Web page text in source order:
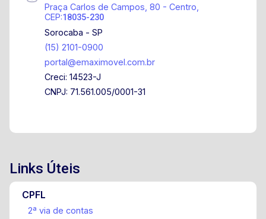
Agende sua visita!
Praça Carlos de Campos, 80 - Centro,
CEP:18035-230
Sorocaba - SP
(15) 2101-0900
portal@emaximovel.com.br
Creci: 14523-J
CNPJ: 71.561.005/0001-31
Links Úteis
CPFL
2ª via de contas